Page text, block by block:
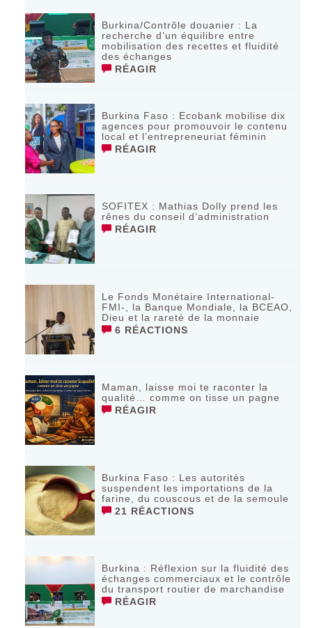
Burkina/Contrôle douanier : La
recherche d’un équilibre entre
mobilisation des recettes et fluidité
des échanges
RÉAGIR
Burkina Faso : Ecobank mobilise dix
agences pour promouvoir le contenu
local et l’entrepreneuriat féminin
RÉAGIR
SOFITEX : Mathias Dolly prend les
rênes du conseil d’administration
RÉAGIR
Le Fonds Monétaire International-
FMI-, la Banque Mondiale, la BCEAO,
Dieu et la rareté de la monnaie
6 RÉACTIONS
Maman, laisse moi te raconter la
qualité… comme on tisse un pagne
RÉAGIR
Burkina Faso : Les autorités
suspendent les importations de la
farine, du couscous et de la semoule
21 RÉACTIONS
Burkina : Réflexion sur la fluidité des
échanges commerciaux et le contrôle
du transport routier de marchandise
RÉAGIR